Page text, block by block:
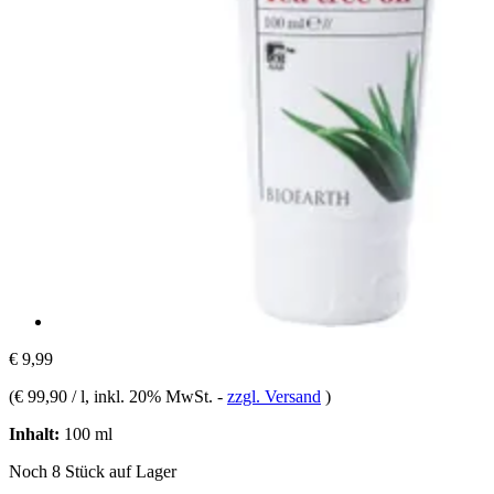
€ 9,99
(€ 99,90 / l, inkl. 20% MwSt. - zzgl. Versand )
Inhalt: 100 ml
Noch 8 Stück auf Lager